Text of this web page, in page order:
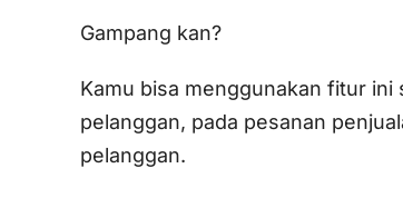
Gampang kan?
Kamu bisa menggunakan fitur
pelanggan, pada pesanan
pelanggan.